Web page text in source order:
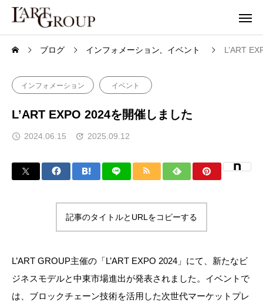
ブログ インフォメーション イベント L’ART
インフォメーション イベント
L’ART EXPO 2024を開催しました
2024.06.15 2025.09.12
記事のタイトルとURLをコピーする
L’ART GROUP主催の「L’ART EXPO 2024」にて、新たなビ
ジネスモデルと中東市場進出が発表されました。イベントで
は、ブロックチェーン技術を活用した次世代マーケットプレ